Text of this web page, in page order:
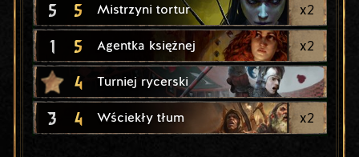
5 5 Mistrzyni tortur x2
1 5 Agentka księżnej x2
4 Turniej rycerski
3 4 Wściekły tłum x2